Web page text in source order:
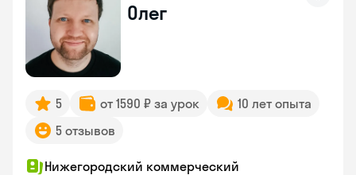
Олег
5 от 1590 ₽ за урок
10 лет опыта
5 отзывов
Нижегородский коммерческий